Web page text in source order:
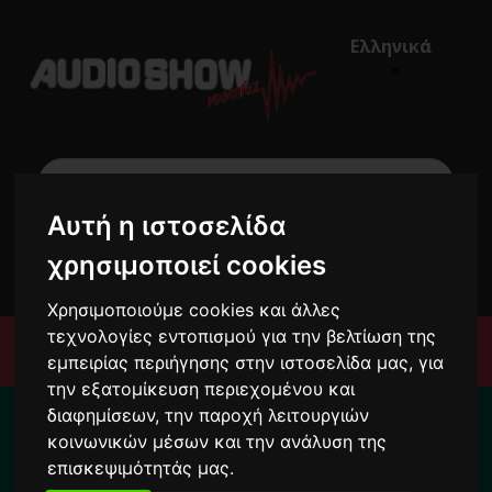
Αυτή η ιστοσελίδα
χρησιμοποιεί cookies
Χρησιμοποιούμε cookies και άλλες
τεχνολογίες εντοπισμού για την βελτίωση της
εμπειρίας περιήγησης στην ιστοσελίδα μας, για
την εξατομίκευση περιεχομένου και
διαφημίσεων, την παροχή λειτουργιών
κοινωνικών μέσων και την ανάλυση της
επισκεψιμότητάς μας.
Ελληνικά
0 €0,00
Μενού
Για το διάστημα από 10/8 ως 24/8 οι
παραγγελίες σας ενδέχεται να
καθυστερήσουν !